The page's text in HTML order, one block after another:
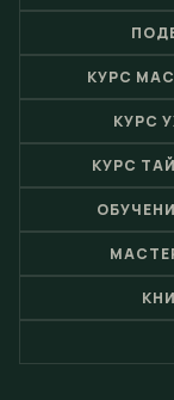
КУРС
КУРС
КУРС